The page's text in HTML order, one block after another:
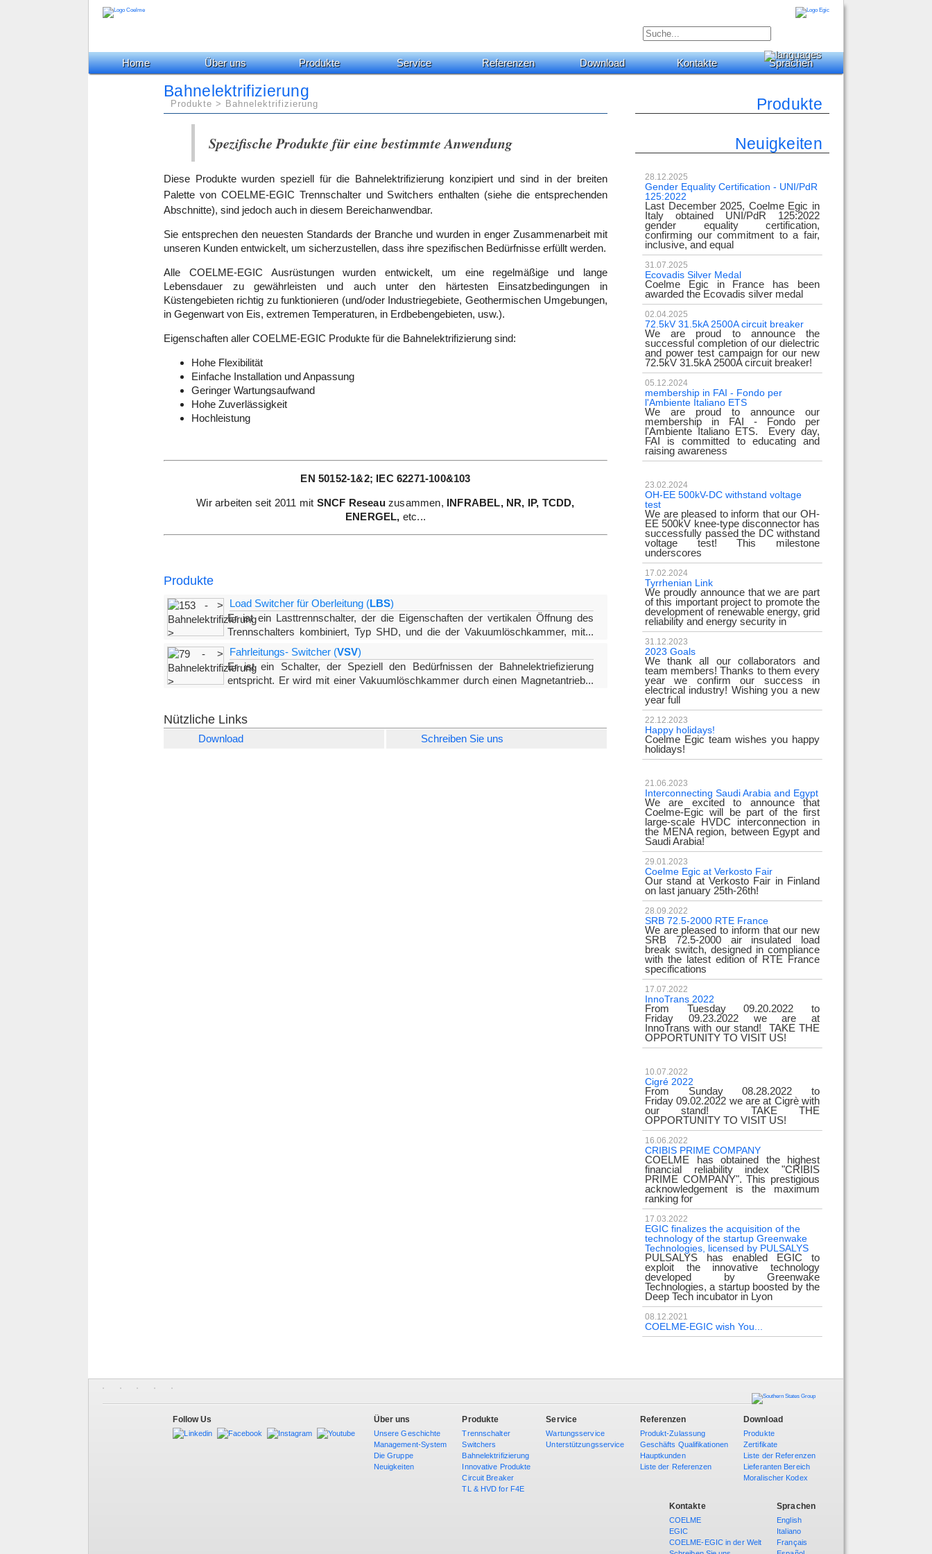
Home Über uns Produkte Service Referenzen Download Kontakte Sprachen
Bahnelektrifizierung
Produkte > Bahnelektrifizierung
Spezifische Produkte für eine bestimmte Anwendung
Diese Produkte wurden speziell für die Bahnelektrifizierung konzipiert und sind in der breiten
Palette von COELME-EGIC Trennschalter und Switchersenthalten (siehe die entsprechenden
Abschnitte), sind jedoch auch in diesem Bereichanwendbar.
Sie entsprechen den neuesten Standards der Branche und wurden in enger Zusammenarbeit mit
unseren Kunden entwickelt, um sicherzustellen, dass ihre spezifischen Bedürfnisse erfüllt werden.
Alle COELME-EGIC Ausrüstungen wurden entwickelt, um eine regelmäßige und lange
Lebensdauer zu gewährleisten und auch unter den härtesten Einsatzbedingungen in
Küstengebieten richtig zu funktionieren (und/oder Industriegebiete, Geothermischen Umgebungen,
in Gegenwart von Eis, extremen Temperaturen, in Erdbebengebieten, usw.).
Eigenschaften aller COELME-EGIC Produkte für die Bahnelektrifizierung sind:
Hohe Flexibilität
Einfache Installation und Anpassung
Geringer Wartungsaufwand
Hohe Zuverlässigkeit
Hochleistung
EN 50152-1&2; IEC 62271-100&103
Wir arbeiten seit 2011 mit SNCF Reseauzusammen, INFRABEL, NR, IP, TCDD,
ENERGEL, etc...
Produkte
Load Switcher für Oberleitung (LBS)
Er ist ein Lasttrennschalter, der die Eigenschaften der vertikalen Öffnung des
Trennschalters kombiniert, Typ SHD,
...
und die der Vakuumlöschkammer, mit
welchen er ausgestattet ist. Die Trennkammer wird durch die Bewegung des Arms des
Trennschalters aktiviert,
Fahrleitungs- Switcher (VSV)
Er ist ein Schalter, der Speziell den Bedürfnissen der Bahnelektriefizierung
entspricht. Er wird mit einer Vakuuml
...
öschkammer durch einen Magnetantrieb
Nützliche Links
Download Schreiben Sie uns
Produkte
Neuigkeiten
28.12.2025
Gender Equality Certification - UNI/PdR
125:2022
Last December 2025, Coelme Egic in
Italy obtained UNI/PdR 125:2022
gender equality certification,
confirming our commitment to a fair,
inclusive, and equal
31.07.2025
Ecovadis Silver Medal
Coelme Egic in France has been
awarded the Ecovadis silver medal
02.04.2025
72.5kV 31.5kA 2500A circuit breaker
We are proud to announce the
successful completion of our dielectric
and power test campaign for our new
72.5kV 31.5kA 2500A circuit breaker!
05.12.2024
membership in FAI - Fondo per
l'Ambiente Italiano ETS
We are proud to announce our
membership in FAI - Fondo per
l'Ambiente Italiano ETS. Every day,
FAI is committed to educating and
raising awareness
23.02.2024
OH-EE 500kV-DC withstand voltage
test
We are pleased to inform that our OH-
EE 500kV knee-type disconnector has
successfully passed the DC withstand
voltage test! This milestone
underscores
17.02.2024
Tyrrhenian Link
We proudly announce that we are part
of this important project to promote the
development of renewable energy, grid
reliability and energy security in
31.12.2023
2023 Goals
We thank all our collaborators and
team members! Thanks to them every
year we confirm our success in
electrical industry! Wishing you a new
year full
22.12.2023
Happy holidays!
Coelme Egic team wishes you happy
holidays!
21.06.2023
Interconnecting Saudi Arabia and Egypt
We are excited to announce that
Coelme-Egic will be part of the first
large-scale HVDC interconnection in
the MENA region, between Egypt and
Saudi Arabia!
29.01.2023
Coelme Egic at Verkosto Fair
Our stand at Verkosto Fair in Finland
on last january 25th-26th!
28.09.2022
SRB 72.5-2000 RTE France
We are pleased to inform that our new
SRB 72.5-2000 air insulated load
break switch, designed in compliance
with the latest edition of RTE France
specifications
17.07.2022
InnoTrans 2022
From Tuesday 09.20.2022 to
Friday 09.23.2022 we are at
InnoTrans with our stand! TAKE THE
OPPORTUNITY TO VISIT US!
10.07.2022
Cigré 2022
From Sunday 08.28.2022 to
Friday 09.02.2022 we are at Cigrè with
our stand! TAKE THE
OPPORTUNITY TO VISIT US!
16.06.2022
CRIBIS PRIME COMPANY
COELME has obtained the highest
financial reliability index "CRIBIS
PRIME COMPANY". This prestigious
acknowledgement is the maximum
ranking for
17.03.2022
EGIC finalizes the acquisition of the
technology of the startup Greenwake
Technologies, licensed by PULSALYS
PULSALYS has enabled EGIC to
exploit the innovative technology
developed by Greenwake
Technologies, a startup boosted by the
Deep Tech incubator in Lyon
08.12.2021
COELME-EGIC wish You...
Follow Us Über uns
Unsere Geschichte
Management-System
Die Gruppe
Neuigkeiten
Produkte
Trennschalter
Switchers
Bahnelektrifizierung
Innovative Produkte
Circuit Breaker
TL & HVD for F4E
Service
Wartungsservice
Unterstützungsservice
Referenzen
Produkt-Zulassung
Geschäfts Qualifikationen
Hauptkunden
Liste der Referenzen
Download
Produkte
Zertifikate
Liste der Referenzen
Lieferanten Bereich
Moralischer Kodex
Kontakte
COELME
EGIC
COELME-EGIC in der Welt
Sprachen
English
Italiano
Français